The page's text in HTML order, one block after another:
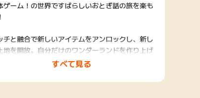
ゲーム！の世界ですばらしいおとぎ話の旅を楽も
チと融合で新しいアイテムをアンロックし、新し
地を開放。自分だけのワンダーランドを作り上げ
と遊ぼう！
すべて見る